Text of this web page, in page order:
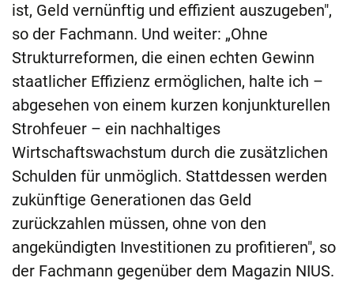
ist, Geld vernünftig und effizient auszugeben",
so der Fachmann. Und weiter: „Ohne
Strukturreformen, die einen echten Gewinn
staatlicher Effizienz ermöglichen, halte ich –
abgesehen von einem kurzen konjunkturellen
Strohfeuer – ein nachhaltiges
Wirtschaftswachstum durch die zusätzlichen
Schulden für unmöglich. Stattdessen werden
zukünftige Generationen das Geld
zurückzahlen müssen, ohne von den
angekündigten Investitionen zu profitieren", so
der Fachmann gegenüber dem Magazin NIUS.